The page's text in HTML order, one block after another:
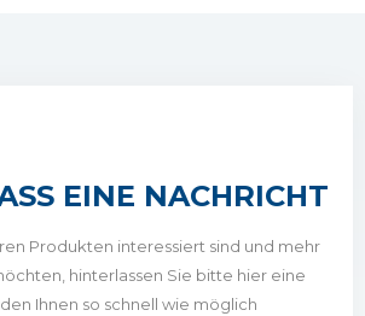
EINE NACHRICHT
Produkten interessiert sind und mehr
hinterlassen Sie bitte hier eine
Ihnen so schnell wie möglich